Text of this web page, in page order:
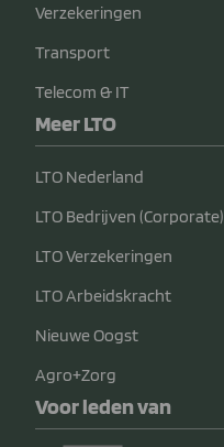
Verzekeringen
Transport
Telecom & IT
Meer LTO
LTO Nederland
LTO Bedrijven (Corporate)
LTO Verzekeringen
LTO Arbeidskracht
Nieuwe Oogst
Agro+Zorg
Voor leden van